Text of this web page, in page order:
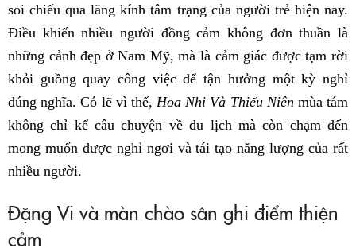
soi chiếu qua lăng kính tâm trạng của người trẻ hiện nay.
Điều khiến nhiều người đồng cảm không đơn thuần là
những cảnh đẹp ở Nam Mỹ, mà là cảm giác được tạm rời
khỏi guồng quay công việc để tận hưởng một kỳ nghỉ
đúng nghĩa. Có lẽ vì thế, Hoa Nhi Và Thiếu Niên mùa tám
không chỉ kể câu chuyện về du lịch mà còn chạm đến
mong muốn được nghỉ ngơi và tái tạo năng lượng của rất
nhiều người.
Đặng Vi và màn chào sân ghi điểm thiện
cảm